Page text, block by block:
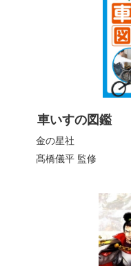
車いすの図鑑
金の星社
髙橋儀平監修